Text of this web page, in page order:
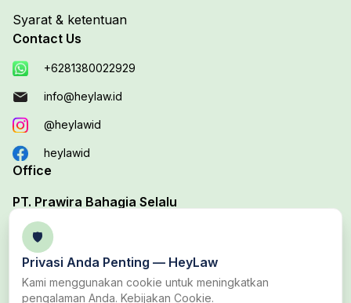
Syarat & ketentuan
Contact Us
+6281380022929
info@heylaw.id
@heylawid
heylawid
Office
PT. Prawira Bahagia Selalu
Your Trusted Legal Edutech Platform
Office 1 :
Harapan Baru, Bekasi Utara, Bekasi
🛡️
Privasi Anda Penting — HeyLaw
Kami menggunakan cookie untuk meningkatkan
pengalaman Anda. Kebijakan Cookie.